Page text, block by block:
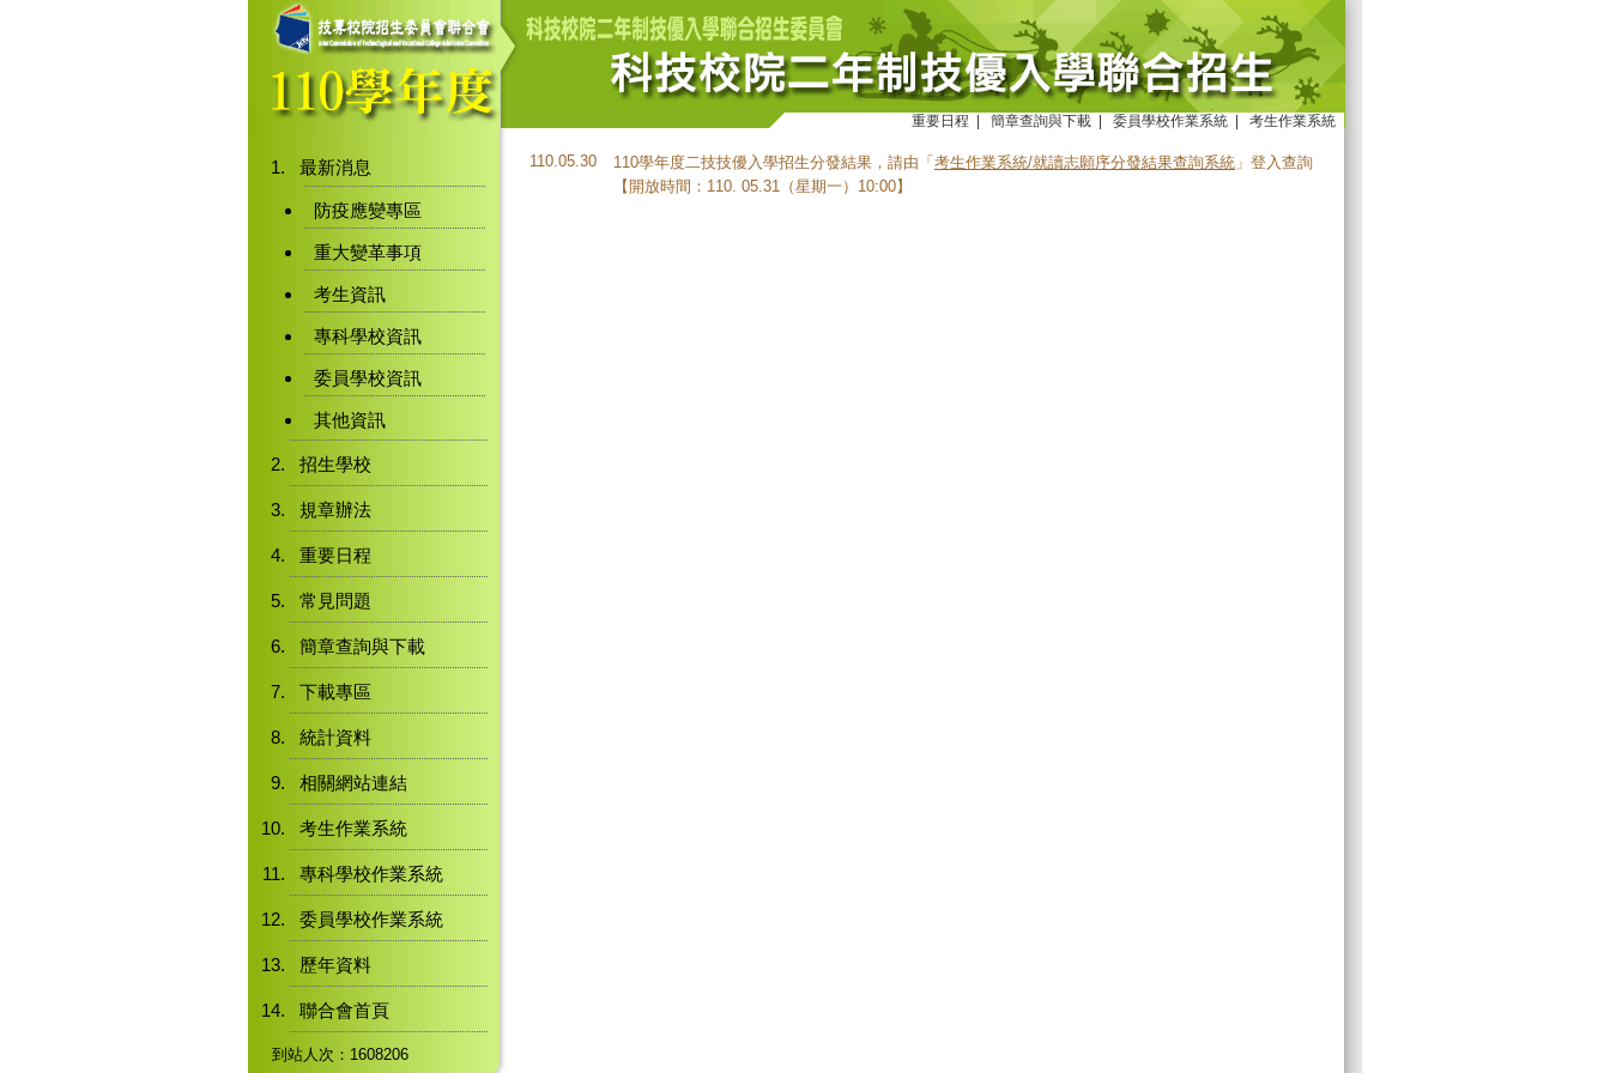
重要日程 簡章查詢與下載 委員學校作業系統 考生作業系統
最新消息
防疫應變專區
重大變革事項
考生資訊
專科學校資訊
委員學校資訊
其他資訊
招生學校
規章辦法
重要日程
常見問題
簡章查詢與下載
下載專區
統計資料
相關網站連結
考生作業系統
專科學校作業系統
委員學校作業系統
歷年資料
聯合會首頁
到站人次：1608206
110.05.30 110學年度二技技優入學招生分發結果，請由「 考生作業系統/就讀志願序分發結果查詢系統 」登入查詢
【開放時間：110. 05.31（星期一）10:00】